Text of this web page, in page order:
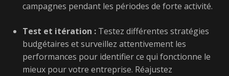
campagnes pendant les périodes de forte activité.
Test et itération : Testez différentes stratégies
budgétaires et surveillez attentivement les
performances pour identifier ce qui fonctionne le
mieux pour votre entreprise. Réajustez